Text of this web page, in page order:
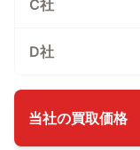
C社
D社
当社の買取価格